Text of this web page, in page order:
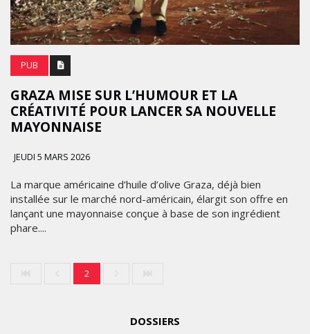
PUB
GRAZA MISE SUR L’HUMOUR ET LA
CRÉATIVITÉ POUR LANCER SA NOUVELLE
MAYONNAISE
JEUDI 5 MARS 2026
La marque américaine d’huile d’olive Graza, déjà bien
installée sur le marché nord-américain, élargit son offre en
lançant une mayonnaise conçue à base de son ingrédient
phare....
2
DOSSIERS